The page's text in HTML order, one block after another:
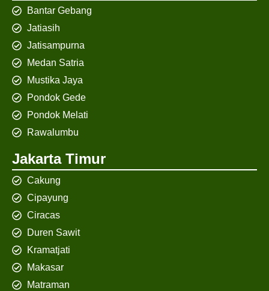
Bantar Gebang
Jatiasih
Jatisampurna
Medan Satria
Mustika Jaya
Pondok Gede
Pondok Melati
Rawalumbu
Jakarta Timur
Cakung
Cipayung
Ciracas
Duren Sawit
Kramatjati
Makasar
Matraman